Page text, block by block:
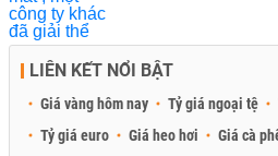
LIÊN KẾT NỔI BẬT
Giá vàng hôm nay Tỷ giá ngoại tệ
Tỷ giá euro
Giá heo hơi Giá cà